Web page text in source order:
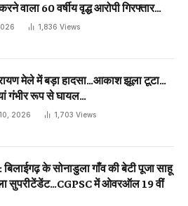
वाला 60 वर्षीय वृद्ध आरोपी गिरफ्तार…
1,836 Views
मेले में बड़ा हादसा…आकाश झूला टूटा…
गंभीर रूप से घायल…
2026 1,703 Views
बिलाईगढ़ के सोनाडुला गाँव की बेटी पूजा साहू
सुपरीटेंडेंट…CGPSC में ओवरऑल 19 वीं